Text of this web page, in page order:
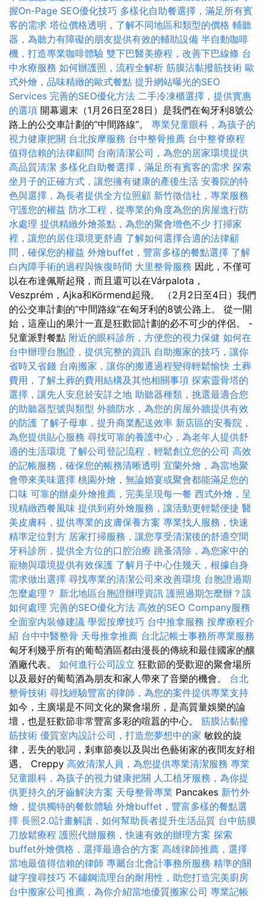
握On-Page SEO優化技巧 多樣化自助餐選擇，滿足所有賓
客的需求 塔位價格透明，了解不同地區和類型的價格 輔聽
器，為聽力有障礙的朋友提供有效的輔助設備 半自動咖啡
機，打造專業咖啡體驗 雙下巴醫美療程，改善下巴線條 台
中水療服務 如何辦護照，流程全解析 筋膜沾黏撥筋技術 歐
式外燴，品味精緻的歐式餐點 提升網站曝光的SEO
Services 完善的SEO優化方法 二手冷凍櫃選擇，提供實惠
的選項 開幕週末（1月26日至28日）是我們在匈牙利8號公
路上的公交車計劃的“中間路線”。 專業兒童眼科，為孩子的
視力健康把關 台北按摩服務 台中整骨推薦 台中整脊療程
值得信賴的法律顧問 台南清潔公司，為您的居家環境提供
高品質清潔 多樣化自助餐選擇，滿足所有賓客的需求 探索
坐月子的正確方式，讓您擁有健康的產後生活 安養院的特
色與選擇，為長者提供全方位照顧 新竹徵信社，專業服務
守護您的權益 防水工程，從專業的角度為您的房屋進行防
水處理 提供精緻外燴茶點，為您的聚會增色不少 打掃家
裡，讓您的居住環境更舒適 了解如何選擇合適的法律顧
問，確保您的權益 外燴buffet，豐富多樣的餐點選擇 了解
白內障手術的過程與恢復時間 大里整骨服務 因此，不僅可
以在布達佩斯起飛，而且還可以在Várpalota，
Veszprém，Ajka和Körmend起飛。 （2月2日至4日）我們
的公交車計劃的“中間路線”在匈牙利的8號公路上。 從一開
始，這座山的果汁一直是狂歡節計劃的必不可少的伴侶。 -
兒童派對餐點 附近的眼科診所，方便您的視力保健 如何在
台中辦理台胞證，提供完整的資訊 自助搬家的技巧，讓你
省時又省錢 台南搬家，讓你的搬遷過程變得輕鬆愉快 土葬
費用，了解土葬的費用結構及其他相關事項 探索靈骨塔的
選擇，讓先人安息於安詳之地 助聽器種類，挑選最適合您
的助聽器型號與類型 外牆防水，為您的房屋外牆提供有效
的防護 了解子母車，提升商業配送效率 新店區的安養院，
為您提供貼心服務 尋找可靠的養護中心，為老年人提供舒
適的生活環境 了解公司登記流程，輕鬆創立您的公司 高效
的記帳服務，確保您的帳務清晰透明 宜蘭外燴，為當地聚
會帶來美味選擇 桃園外燴，無論婚宴或聚會都能滿足您的
口味 可靠的辦桌外燴推薦，完美呈現每一餐 西式外燴，呈
現精緻西餐風味 提供到府外燴服務，讓活動更輕鬆便捷 醫
美皮膚科，提供專業的皮膚保養方案 專業找人服務，快速
精準定位對方 居家打掃服務，讓您享受清潔後的舒適空間
牙科診所，提供全方位的口腔治療 跳蚤清除，為您家中的
寵物與環境提供有效保護 了解月子中心住幾天，根據自身
需求做出選擇 尋找專業的清潔公司來改善環境 台胞證過期
怎麼處理？ 新北地區台胞證辦理資訊 護照過期怎麼辦？該
如何處理 完善的SEO優化方法 高效的SEO Company服務
全面室內裝修建議 學習按摩技巧 台中推拿服務 按摩療程介
紹 台中中醫整骨 天母推拿推薦 台北記帳士事務所專業服務
匈牙利幾乎所有的葡萄酒區都由漫長的傳統和最佳國家的釀
酒廠代表。 如何進行公司設立 狂歡節的受歡迎的聚會場所
以及最好的葡萄酒為朋友和家人帶來了音樂的機會。 台北
整骨技術 尋找經驗豐富的律師，為您的案件提供專業支持
如今，主廣場是不同文化的聚會場所，是高質量娛樂的論
壇，也是狂歡節非常豐富多彩的喧囂的中心。 筋膜沾黏撥
筋技術 優質室內設計公司，打造您夢想中的家 敏銳的旋
律，丟失的歌詞，剎車節奏以及與出色藝術家的夜間友好相
遇。 Creppy 高效清潔人員，為您提供專業清潔服務 專業
兒童眼科，為孩子的視力健康把關 人工植牙服務，為你提
供更持久的牙齒解決方案 天母整骨專業 Pancakes 新竹外
燴，提供獨特的餐飲體驗 外燴buffet，豐富多樣的餐點選
擇 長照2.0計畫解讀，如何幫助長者提升生活品質 台中筋膜
刀放鬆療程 護照代辦服務，快速有效的辦理方案 探索
buffet外燴價格，選擇最適合的方案 高雄律師推薦，選擇
當地最值得信賴的律師 專屬台北會計事務所服務 精準的關
鍵字搜尋技巧 不鏽鋼流理台的耐用性，助您打造完美廚房
台中搬家公司推薦，為你介紹當地優質搬家公司 專業記帳